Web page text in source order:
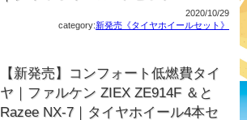
2020/10/29
category:新発売《タイヤホイールセット》
【新発売】コンフォート低燃費タイ
ヤ｜ファルケン ZIEX ZE914F ＆と
Razee NX-7｜タイヤホイール4本セ